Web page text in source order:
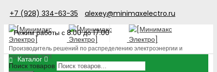
+7 (928) 334-63-35
alexey@minimaxelectro.ru
Режим работы с 8.00 до 17.00
Производитель решений по распределению электроэнергии и
поставщик ЭТП
Поиск товаров
Каталог